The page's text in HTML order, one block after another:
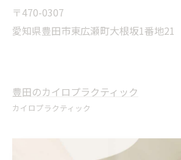
〒470-0307
愛知県豊田市東広瀬町大根坂1番地21
豊田のカイロプラクティック
カイロプラクティック
一覧に戻る